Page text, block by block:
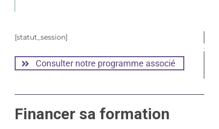
[statut_session]
Consulter notre programme associé
Financer sa formation